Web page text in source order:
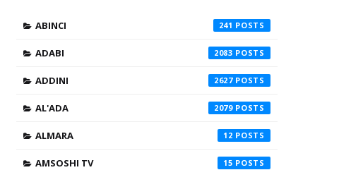
ABINCI 241
ADABI 2083
ADDINI 2627
AL'ADA 2079
ALMARA 12
AMSOSHI TV 15